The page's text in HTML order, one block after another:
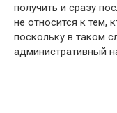
получить и сразу
не относится к тем,
поскольку в таком
административный